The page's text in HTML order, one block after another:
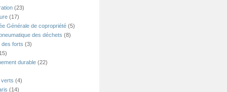
(23)
(17)
Générale de copropriété (5)
des déchets (8)
des forts (3)
durable (22)
(4)
(14)